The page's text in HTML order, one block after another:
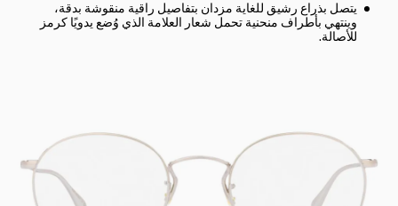
يتصل بذراع رشيق للغاية مزدان بتفاصيل راقية منقوشة بدقة،
وينتهي بأطراف منحنية تحمل شعار العلامة الذي وُضع يدويًا كرمز
للأصالة.